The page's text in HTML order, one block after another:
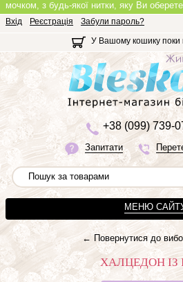
з будь-якої нитки, яку Ви оберете
Вхід Реєстрація
Забули пароль?
У Вашому кошику поки
+38 (099) 739-0
Запитати
МЕНЮ
← Повернутися до
ХАЛЦЕДОН ІЗ